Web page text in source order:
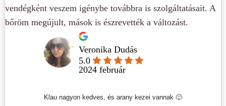
vendégként veszem igénybe továbbra is szolgáltatásait. A
bőröm megújult, mások is észrevették a változást.
Veronika Dudás
5.0
2024 február
Klau nagyon kedves, és arany kezei vannak 🙂